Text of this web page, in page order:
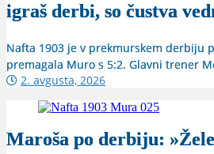
igraš derbi, so čustva
Nafta 1903 je v prekmurskem derbiju
premagala Muro s 5:2. Glavni trener
2. avgusta, 2026
Maroša po derbiju: